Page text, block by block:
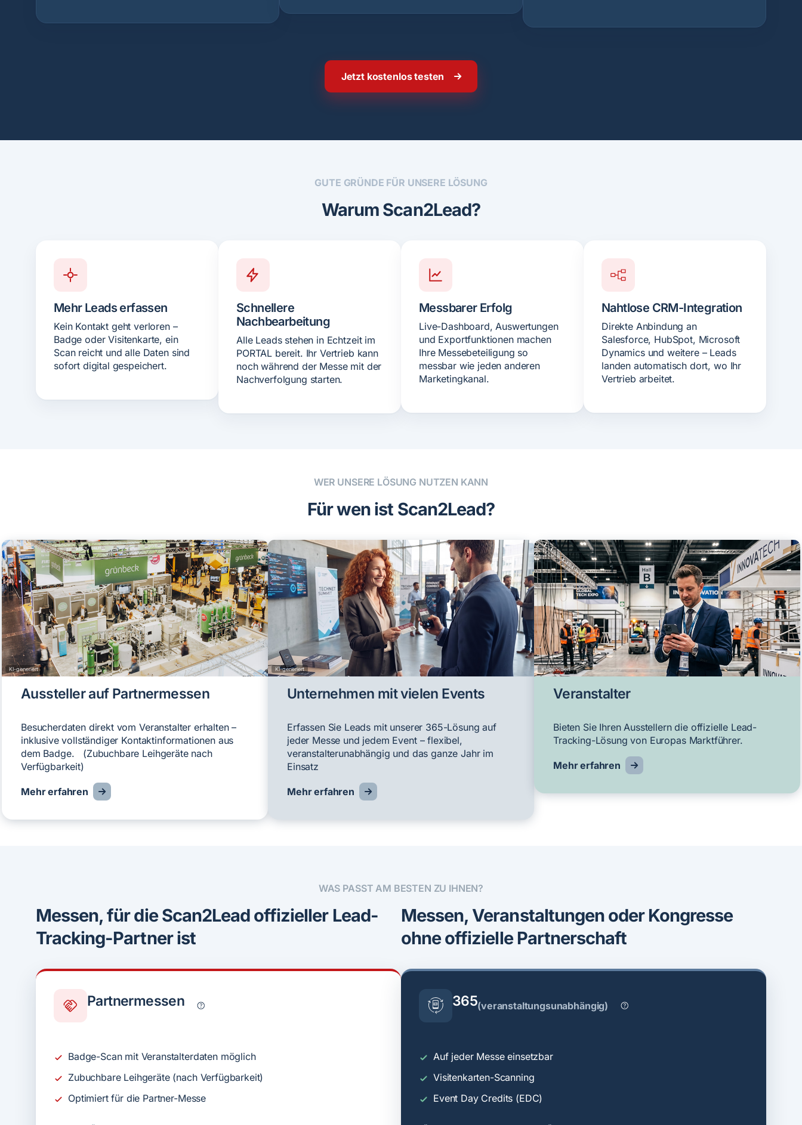
Jetzt kostenlos testen
GUTE GRÜNDE FÜR UNSERE LÖSUNG
Warum Scan2Lead?
Mehr Leads erfassen
Kein Kontakt geht verloren –
Badge oder Visitenkarte, ein
Scan reicht und alle Daten sind
sofort digital gespeichert.
Schnellere
Nachbearbeitung
Alle Leads stehen in Echtzeit im
PORTAL bereit. Ihr Vertrieb kann
noch während der Messe mit der
Nachverfolgung starten.
Messbarer Erfolg
Live-Dashboard, Auswertungen
und Exportfunktionen machen
Ihre Messebeteiligung so
messbar wie jeden anderen
Marketingkanal.
Nahtlose CRM-Integration
Direkte Anbindung an
Salesforce, HubSpot, Microsoft
Dynamics und weitere – Leads
landen automatisch dort, wo Ihr
Vertrieb arbeitet.
WER UNSERE LÖSUNG NUTZEN KANN
Für wen ist Scan2Lead?
KI-generiert
Aussteller auf Partnermessen
Besucherdaten direkt vom Veranstalter erhalten –
inklusive vollständiger Kontaktinformationen aus
dem Badge. (Zubuchbare Leihgeräte nach
Verfügbarkeit)
Mehr erfahren
KI-generiert
Unternehmen mit vielen Events
Erfassen Sie Leads mit unserer 365-Lösung auf
jeder Messe und jedem Event – flexibel,
veranstalterunabhängig und das ganze Jahr im
Einsatz
Mehr erfahren
KI-generiert
Veranstalter
Bieten Sie Ihren Ausstellern die offizielle Lead-
Tracking-Lösung von Europas Marktführer.
Mehr erfahren
WAS PASST AM BESTEN ZU IHNEN?
Messen, für die Scan2Lead offizieller Lead-
Tracking-Partner ist
Partner­messen
Badge-Scan mit Veranstalterdaten möglich
Zubuchbare Leihgeräte (nach Verfügbarkeit)
Optimiert für die Partner-Messe
Messen, Veranstaltungen oder Kongresse
ohne offizielle Partnerschaft
365(veranstaltungs­unabhängig)
Auf jeder Messe einsetzbar
Visitenkarten-Scanning
Event Day Credits (EDC)